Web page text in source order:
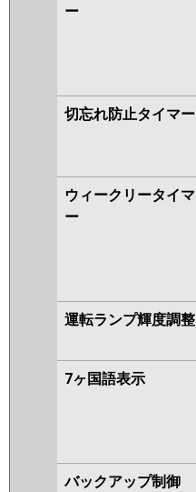
ー
切忘れ防止タイマー
ウィークリータイマ
ー
運転ランプ輝度調整
7ヶ国語表示
バックアップ制御